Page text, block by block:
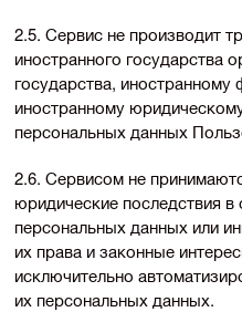
2.5. Сервис не производит
иностранного государства
государства, иностранному
иностранному
персональных данных
2.6. Сервисом не
юридические последствия
персональных данных или
их права и законные
исключительно
их персональных данных.